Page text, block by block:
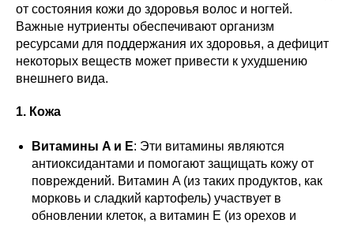
от состояния кожи до здоровья волос и ногтей.
Важные нутриенты обеспечивают организм
ресурсами для поддержания их здоровья, а дефицит
некоторых веществ может привести к ухудшению
внешнего вида.
1. Кожа
Витамины A и E: Эти витамины являются
антиоксидантами и помогают защищать кожу от
повреждений. Витамин A (из таких продуктов, как
морковь и сладкий картофель) участвует в
обновлении клеток, а витамин E (из орехов и